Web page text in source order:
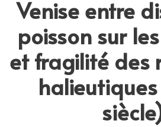
Venise entre
poisson sur
et fragilité des